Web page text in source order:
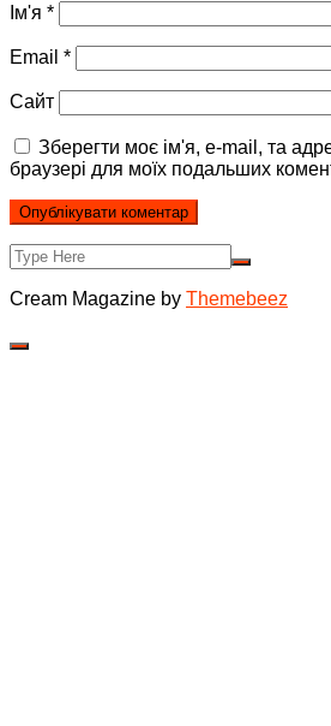
Ім'я *
Email *
Сайт
Зберегти моє ім'я, e-mail, та
браузері для моїх подальших
Cream Magazine by Themebeez